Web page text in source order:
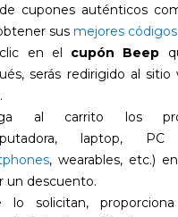
cupones auténticos
sus mejores
en el cupón Beep
serás redirigido al
al carrito los
laptop,
, wearables, etc.)
un descuento.
solicitan,